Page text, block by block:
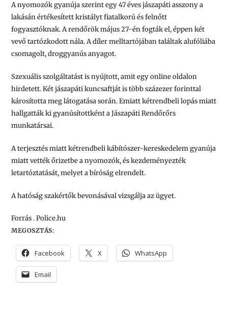
A nyomozók gyanúja szerint egy 47 éves jászapáti asszony a
lakásán értékesített kristályt fiatalkorú és felnőtt
fogyasztóknak. A rendőrök május 27-én fogták el, éppen két
vevő tartózkodott nála. A díler melltartójában találtak alufóliába
csomagolt, droggyanús anyagot.
Szexuális szolgáltatást is nyújtott, amit egy online oldalon
hirdetett. Két jászapáti kuncsaftját is több százezer forinttal
károsította meg látogatása során. Emiatt kétrendbeli lopás miatt
hallgatták ki gyanúsítottként a Jászapáti Rendőrőrs
munkatársai.
A terjesztés miatt kétrendbeli kábítószer-kereskedelem gyanúja
miatt vették őrizetbe a nyomozók, és kezdeményezték
letartóztatását, melyet a bíróság elrendelt.
A hatóság szakértők bevonásával vizsgálja az ügyet.
Forrás . Police.hu
MEGOSZTÁS:
Facebook X WhatsApp
Email